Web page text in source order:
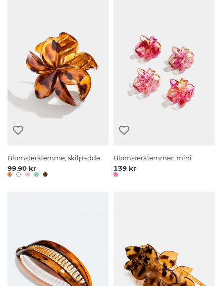
Blomsterklemme, skilpadde
99.90 kr
Blomsterklemmer, mini
139 kr